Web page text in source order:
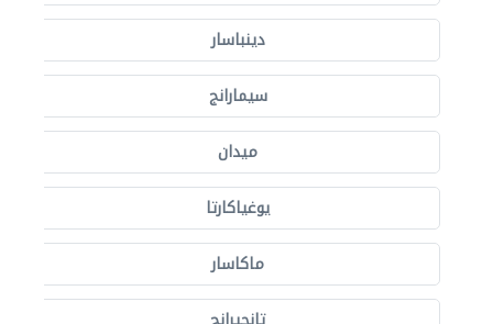
دينباسار
سيمارانج
ميدان
يوغياكارتا
ماكاسار